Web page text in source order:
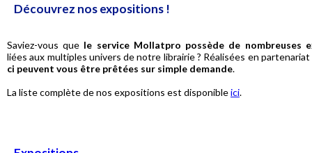
Découvrez nos expositions !
Saviez-vous que le service Mollatpro possède de nombreuses
liées aux multiples univers de notre librairie ? Réalisées en
ci peuvent vous être prêtées sur simple demande.
La liste complète de nos expositions est disponibleici.